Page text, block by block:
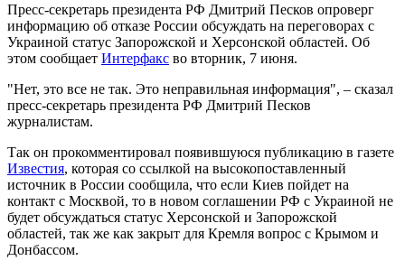
Пресс-секретарь президента РФ Дмитрий Песков опроверг
информацию об отказе России обсуждать на переговорах с
Украиной статус Запорожской и Херсонской областей. Об
этом сообщает Интерфакс во вторник, 7 июня.
"Нет, это все не так. Это неправильная информация", – сказал
пресс-секретарь президента РФ Дмитрий Песков
журналистам.
Так он прокомментировал появившуюся публикацию в газете
Известия, которая со ссылкой на высокопоставленный
источник в России сообщила, что если Киев пойдет на
контакт с Москвой, то в новом соглашении РФ с Украиной не
будет обсуждаться статус Херсонской и Запорожской
областей, так же как закрыт для Кремля вопрос с Крымом и
Донбассом.